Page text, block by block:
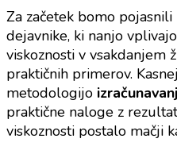
Za začetek bomo pojasnili
dejavnike, ki nanjo
viskoznosti v vsakdanjem
praktičnih primerov.
metodologijo
praktične naloge z
viskoznosti postalo mačji